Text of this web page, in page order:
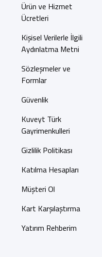
Ürün ve Hizmet
Ücretleri
Kişisel Verilerle İlgili
Aydınlatma Metni
Sözleşmeler ve
Formlar
Güvenlik
Kuveyt Türk
Gayrimenkulleri
Gizlilik Politikası
Katılma Hesapları
Müşteri Ol
Kart Karşılaştırma
Yatırım Rehberim